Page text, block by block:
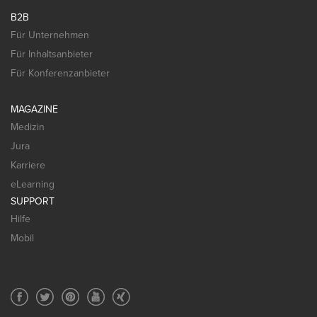
B2B
Für Unternehmen
Für Inhaltsanbieter
Für Konferenzanbieter
MAGAZINE
Medizin
Jura
Karriere
eLearning
SUPPORT
Hilfe
Mobil